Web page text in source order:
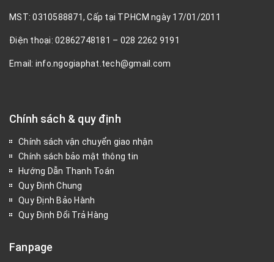
MST: 0310588871, Cấp tại TP.HCM ngày 17/01/2011
Điện thoại: 02862748181 – 028 2262 9191
Email: info.ngogiaphat.tech@gmail.com
Chính sách & quy định
Chính sách vận chuyển giao nhận
Chính sách bảo mật thông tin
Hướng Dẫn Thanh Toán
Quy Định Chung
Quy Định Bảo Hành
Quy Định Đổi Trả Hàng
Fanpage